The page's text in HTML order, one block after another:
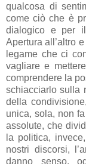
qualcosa di
come ciò che è
dialogico e per
Apertura all’altro
legame che ci
vagliare e
comprendere la
schiacciarlo sulla
della
unica, sola, non
assolute, che
la politica,
nostri discorsi,
danno senso,